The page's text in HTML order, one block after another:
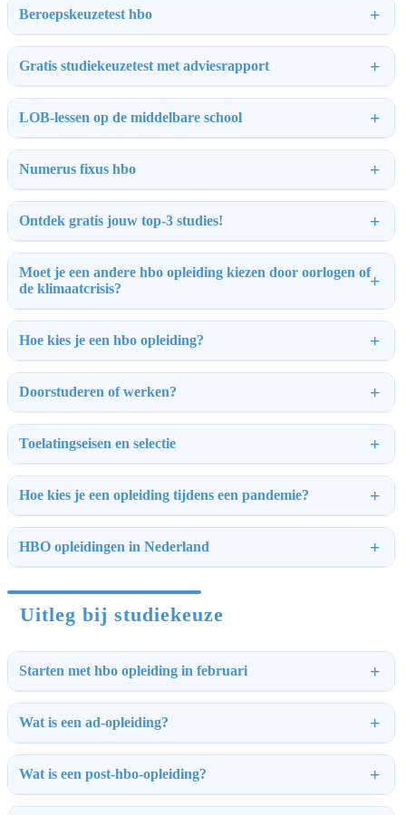
Beroepskeuzetest hbo
Gratis studiekeuzetest met adviesrapport
LOB-lessen op de middelbare school
Numerus fixus hbo
Ontdek gratis jouw top-3 studies!
Moet je een andere hbo opleiding kiezen door oorlogen of
de klimaatcrisis?
Hoe kies je een hbo opleiding?
Doorstuderen of werken?
Toelatingseisen en selectie
Hoe kies je een opleiding tijdens een pandemie?
HBO opleidingen in Nederland
Uitleg bij studiekeuze
Starten met hbo opleiding in februari
Wat is een ad-opleiding?
Wat is een post-hbo-opleiding?